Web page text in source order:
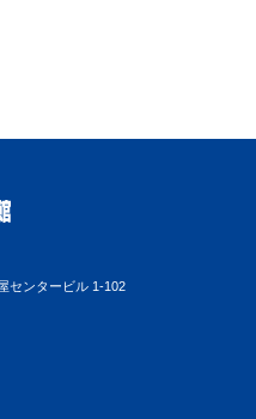
センタービル 1-102